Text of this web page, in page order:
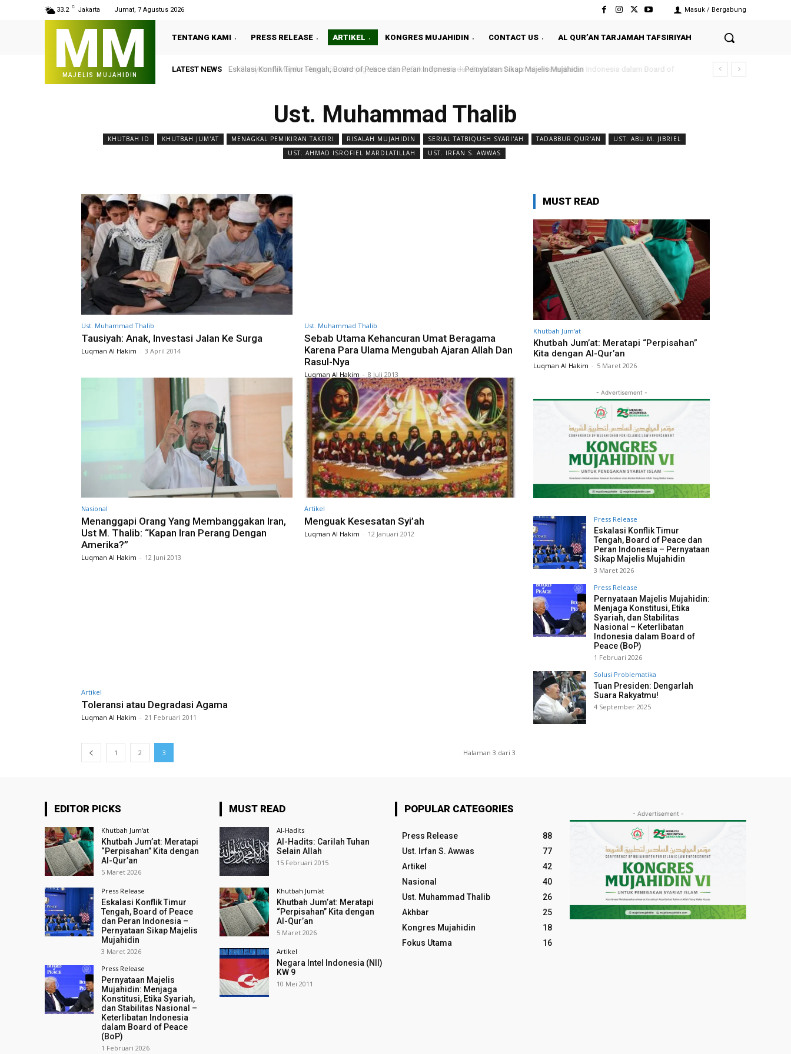
33.2 C Jakarta Jumat, 7 Agustus 2026 Masuk / Bergabung
MM
MAJELIS MUJAHIDIN
TENTANG KAMI PRESS RELEASE ARTIKEL KONGRES MUJAHIDIN CONTACT US AL QUR’AN TARJAMAH TAFSIRIYAH
LATEST NEWSEskalasi Konflik Timur Tengah, Board of Peace dan Peran Indonesia – Pernyataan Sikap Majelis Mujahidin
Pernyataan Majelis Mujahidin: Menjaga Konstitusi, Etika Syariah, dan Stabilitas Nasional – Keterlibatan Indonesia dalam Board of
Ust. Muhammad Thalib
KHUTBAH ID KHUTBAH JUM'AT MENAGKAL PEMIKIRAN TAKFIRI RISALAH MUJAHIDIN SERIAL TATBIQUSH SYARI'AH TADABBUR QUR'AN
UST. ABU M. JIBRIEL
UST. AHMAD ISROFIEL MARDLATILLAH
UST. IRFAN S. AWWAS
Ust. Muhammad Thalib
Tausiyah: Anak, Investasi Jalan Ke Surga
Luqman Al Hakim - 3 April 2014
Ust. Muhammad Thalib
Sebab Utama Kehancuran Umat Beragama
Karena Para Ulama Mengubah Ajaran Allah Dan
Rasul-Nya
Luqman Al Hakim - 8 Juli 2013
Nasional
Menanggapi Orang Yang Membanggakan Iran,
Ust M. Thalib: “Kapan Iran Perang Dengan
Amerika?”
Luqman Al Hakim - 12 Juni 2013
Artikel
Menguak Kesesatan Syi’ah
Luqman Al Hakim - 12 Januari 2012
Artikel
Toleransi atau Degradasi Agama
Luqman Al Hakim - 21 Februari 2011
1 2 3 Halaman 3 dari 3
MUST READ
Khutbah Jum'at
Khutbah Jum’at: Meratapi “Perpisahan”
Kita dengan Al-Qur’an
Luqman Al Hakim - 5 Maret 2026
- Advertisement -
Press Release
Eskalasi Konflik Timur
Tengah, Board of Peace dan
Peran Indonesia – Pernyataan
Sikap Majelis Mujahidin
3 Maret 2026
Press Release
Pernyataan Majelis Mujahidin:
Menjaga Konstitusi, Etika
Syariah, dan Stabilitas
Nasional – Keterlibatan
Indonesia dalam Board of
Peace (BoP)
1 Februari 2026
Solusi Problematika
Tuan Presiden: Dengarlah
Suara Rakyatmu!
4 September 2025
EDITOR PICKS
Khutbah Jum'at
Khutbah Jum’at: Meratapi
“Perpisahan” Kita dengan
Al-Qur’an
5 Maret 2026
Press Release
Eskalasi Konflik Timur
Tengah, Board of Peace
dan Peran Indonesia –
Pernyataan Sikap Majelis
Mujahidin
3 Maret 2026
Press Release
Pernyataan Majelis
Mujahidin: Menjaga
Konstitusi, Etika Syariah,
dan Stabilitas Nasional –
Keterlibatan Indonesia
dalam Board of Peace
(BoP)
1 Februari 2026
MUST READ
Al-Hadits
Al-Hadits: Carilah Tuhan
Selain Allah
15 Februari 2015
Khutbah Jum'at
Khutbah Jum’at: Meratapi
“Perpisahan” Kita dengan
Al-Qur’an
5 Maret 2026
Artikel
Negara Intel Indonesia (NII)
KW 9
10 Mei 2011
POPULAR CATEGORIES
Press Release
88
Ust. Irfan S. Awwas
77
Artikel
42
Nasional
40
Ust. Muhammad Thalib
26
Akhbar
25
Kongres Mujahidin
18
Fokus Utama
16
- Advertisement -